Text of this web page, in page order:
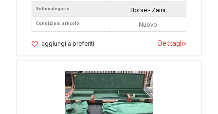
Sottocategoria
Condizioni articolo
Borse - Zaini
Nuovo
aggiungi a preferiti Dettagli»